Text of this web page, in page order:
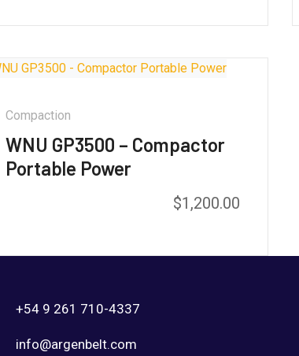
Compaction
WNU GP3500 – Compactor
Portable Power
$1,200.00
+54 9 261 710-4337
info@argenbelt.com